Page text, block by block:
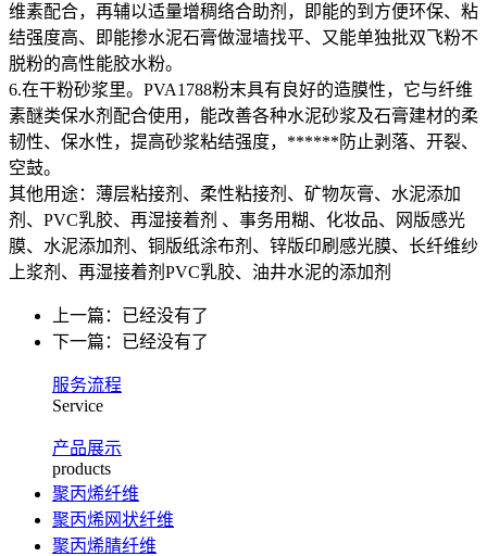
维素配合，再辅以适量增稠络合助剂，即能的到方便环保、粘
结强度高、即能掺水泥石膏做湿墙找平、又能单独批双飞粉不
脱粉的高性能胶水粉。
6.在干粉砂浆里。PVA1788粉末具有良好的造膜性，它与纤维
素醚类保水剂配合使用，能改善各种水泥砂浆及石膏建材的柔
韧性、保水性，提高砂浆粘结强度，******防止剥落、开裂、
空鼓。
其他用途：薄层粘接剂、柔性粘接剂、矿物灰膏、水泥添加
剂、PVC乳胶、再湿接着剂 、事务用糊、化妆品、网版感光
膜、水泥添加剂、铜版纸涂布剂、锌版印刷感光膜、长纤维纱
上浆剂、再湿接着剂PVC乳胶、油井水泥的添加剂
上一篇：已经没有了
下一篇：已经没有了
服务流程
Service
产品展示
products
聚丙烯纤维
聚丙烯网状纤维
聚丙烯腈纤维